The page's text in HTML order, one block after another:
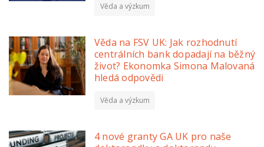
Věda a výzkum
Věda na FSV UK: Jak rozhodnutí
centrálních bank dopadají na běžný
život? Ekonomka Simona Malovaná
hledá odpovědi
Věda a výzkum
4 nové granty GA UK pro naše